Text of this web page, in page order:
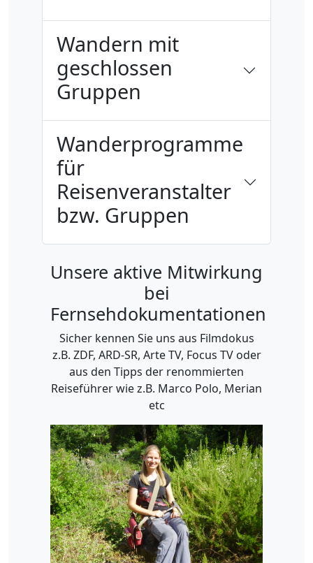
Wandern mit
geschlossen
Gruppen
Wanderprogramme
für
Reisenveranstalter
bzw. Gruppen
Unsere aktive Mitwirkung
bei
Fernsehdokumentationen
Sicher kennen Sie uns aus Filmdokus
z.B. ZDF, ARD-SR, Arte TV, Focus TV oder
aus den Tipps der renommierten
Reiseführer wie z.B. Marco Polo, Merian
etc